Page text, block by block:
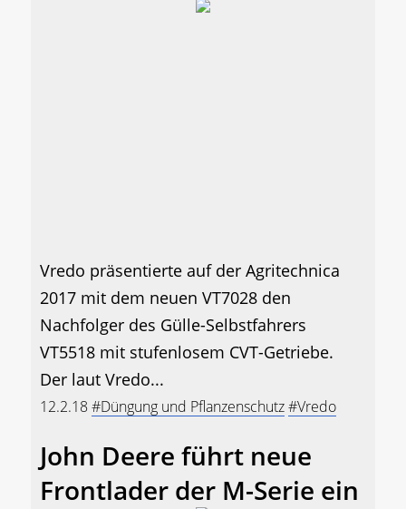
Vredo präsentierte auf der Agritechnica
2017 mit dem neuen VT7028 den
Nachfolger des Gülle-Selbstfahrers
VT5518 mit stufenlosem CVT-Getriebe.
Der laut Vredo...
12.2.18#Düngung und Pflanzenschutz#Vredo
John Deere führt neue
Frontlader der M-Serie ein